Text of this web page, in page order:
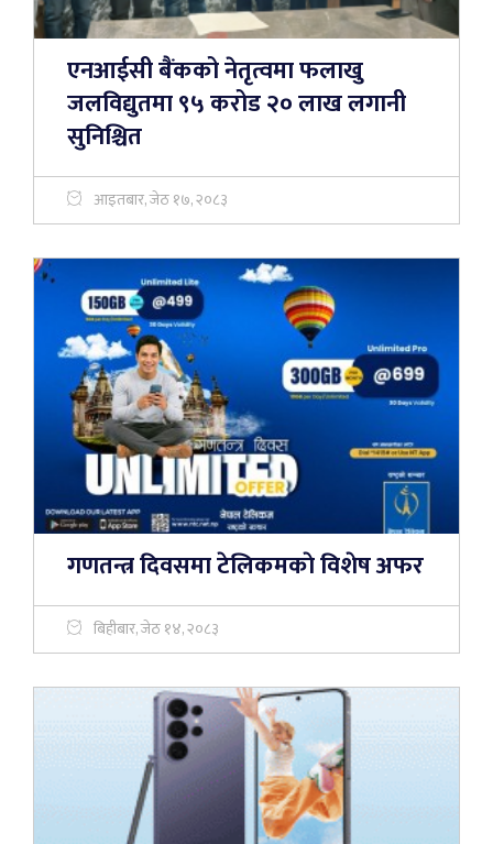
एनआईसी बैंकको नेतृत्वमा फलाखु
जलविद्युतमा ९५ करोड २० लाख लगानी
सुनिश्चित
आइतबार, जेठ १७, २०८३
गणतन्त्र दिवसमा टेलिकमकाे विशेष अफर
बिहीबार, जेठ १४, २०८३